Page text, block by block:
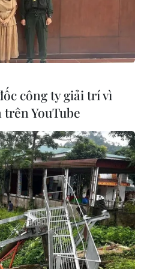
tàu
Mặt
đạo
khoa học,
và
trong
công ty giải trí vì
YouTube